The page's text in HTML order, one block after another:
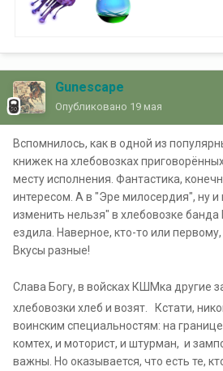
Gunescape
Опубликовано 19 мая
Вспомнилось, как в одной из
книжек на хлебовозках
месту исполнения. Фантастика,
интересом. А в "Эре милосердия", ну и
изменить нельзя" в хлебовозке банда
ездила. Наверное, кто-то или
Вкусы разные!
Слава Богу, в войсках КШМка другие
хлебовозки хлеб и возят. Кстати,
воинским специальностям: на
комтех, и моторист, и штурман, и
важны. Но оказывается, что есть те,